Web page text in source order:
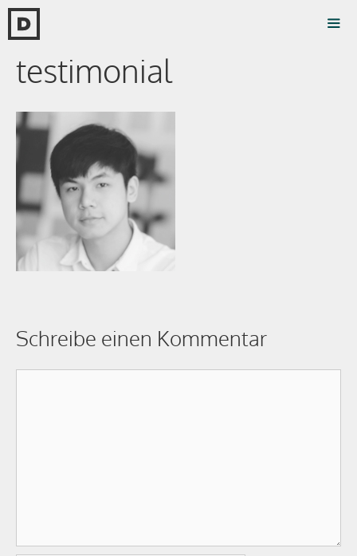
Zum
Inhalt
springen
testimonial
Schreibe einen Kommentar